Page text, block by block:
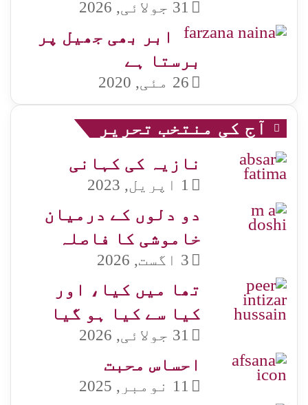
31 جولائی, 2026
ابر بھی جھیل پر
برستا ہے
26 مئی, 2020
آج کی منتخب تحریر
نازیہ کی کہانی
1 اپریل, 2023
دو دلوں کے درمیان
خاموشی کا فاصلہ
3 اگست, 2026
تھا میں کیا، اور
کیا سے کیا ہو گیا
31 جولائی, 2026
احساس محبت
11 نومبر, 2025